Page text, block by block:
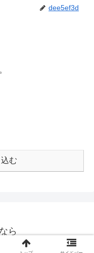
dee5ef3d
む
ら
なら.